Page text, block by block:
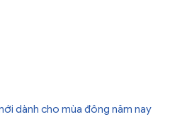
dành cho mùa đông năm nay